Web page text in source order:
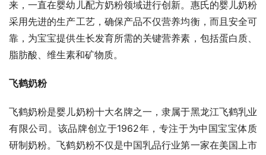
来，一直在婴幼儿配方奶粉领域进行创新。惠氏的婴儿奶粉
采用先进的生产工艺，确保产品不仅营养均衡，而且安全可
靠，为宝宝提供生长发育所需的关键营养素，包括蛋白质、
脂肪酸、维生素和矿物质。
飞鹤奶粉
飞鹤奶粉是婴儿奶粉十大名牌之一，隶属于黑龙江飞鹤乳业
有限公司。该品牌创立于1962年，专注于为中国宝宝体质
研制奶粉。飞鹤奶粉不仅是中国乳品行业第一家在美国上市